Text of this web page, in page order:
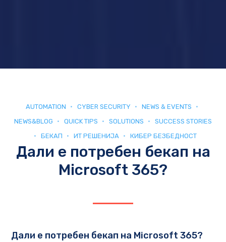
AUTOMATION CYBER SECURITY
NEWS & EVENTS
NEWS&BLOG
QUICK TIPS SOLUTIONS
SUCCESS STORIES
БЕКАП
ИТ РЕШЕНИЈА КИБЕР БЕЗБЕДНОСТ
Дали е потребен бекап на
Microsoft 365?
Дали е потребен бекап на Microsoft 365?